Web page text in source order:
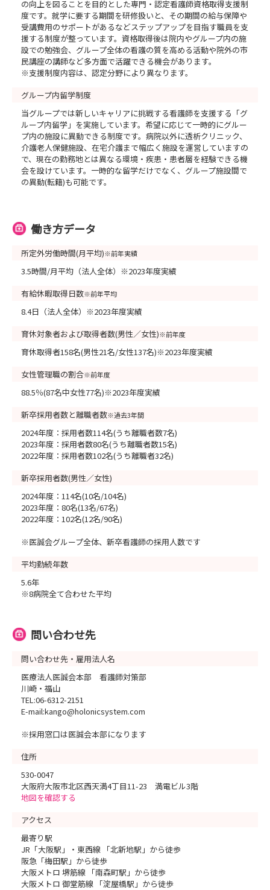
の向上を図ることを目的とした専門・認定看護師資格取得支援制
度です。就学に要する期間を研修扱いと、その期間の給与保障や
受講費用のサポートがあるなどステップアップを目指す職員を支
援する制度が整っています。資格取得後は院内やグループ内の施
設での勉強会、グループ全体の看護の質を高める活動や院外の市
民講座の講師など多方面で活躍できる機会があります。
※支援制度内容は、認定分野により異なります。
グループ内留学制度
当グループでは新しいキャリアに挑戦する看護師を支援する「グ
ループ内留学」を実施しています。希望に応じて一時的にグルー
プ内の施設に異動できる制度です。病院以外に透析クリニック、
介護老人保健施設、在宅介護まで幅広く施設を運営していますの
で、現在の勤務地とは異なる環境・疾患・患者層を経験できる機
会を設けています。一時的な留学だけでなく、グループ施設間で
の異動(転籍)も可能です。
働き方データ
所定外労働時間(月平均)※前年実績
3.5時間/月平均（法人全体）※2023年度実績
有給休暇取得日数※前年平均
8.4日（法人全体）※2023年度実績
育休対象者および取得者数(男性／女性)※前年度
育休取得者158名(男性21名/女性137名)※2023年度実績
女性管理職の割合※前年度
88.5％(87名中女性77名)※2023年度実績
新卒採用者数と離職者数※過去3年間
2024年度：採用者数114名(うち離職者数7名)
2023年度：採用者数80名(うち離職者数15名)
2022年度：採用者数102名(うち離職者32名)
新卒採用者数(男性／女性)
2024年度：114名(10名/104名)
2023年度：80名(13名/67名)
2022年度：102名(12名/90名)
※医誠会グループ全体、新卒看護師の採用人数です
平均勤続年数
5.6年
※8病院全て合わせた平均
問い合わせ先
問い合わせ先・雇用法人名
医療法人医誠会本部 看護師対策部
川崎・福山
TEL:06-6312-2151
E-mail:kango@holonicsystem.com
※採用窓口は医誠会本部になります
住所
530-0047
大阪府大阪市北区西天満4丁目11-23 満電ビル3階
地図を確認する
アクセス
最寄り駅
JR「大阪駅」・東西線 「北新地駅」から徒歩
阪急「梅田駅」から徒歩
大阪メトロ 堺筋線 「南森町駅」から徒歩
大阪メトロ 御堂筋線 「淀屋橋駅」から徒歩